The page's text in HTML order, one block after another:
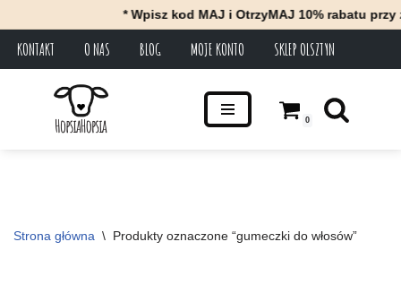
* Wpisz kod MAJ i OtrzyMAJ 10% rabatu
KONTAKT O NAS BLOG MOJE KONTO SKLEP OLSZTYN
0
Strona główna \ Produkty oznaczone “gumeczki do włosów”